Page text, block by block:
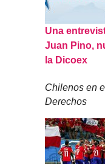
Una
Juan Pino,
la Dicoex
Chilenos en
Derechos